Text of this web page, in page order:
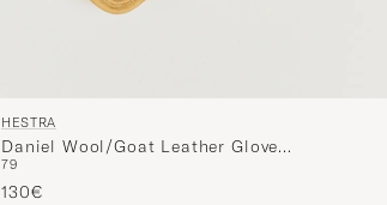
HESTRA
Daniel Wool/Goat Leather Glove
Charcoal/Tan
79
130€